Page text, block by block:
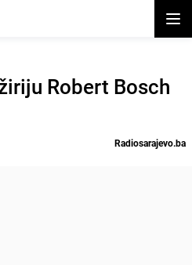
Robert Bosch
Radiosarajevo.ba